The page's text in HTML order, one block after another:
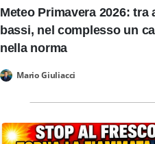
Meteo Primavera 2026: tra
bassi, nel complesso un
nella norma
Mario Giuliacci